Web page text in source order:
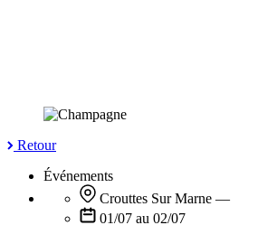
Retour
Événements
Crouttes Sur Marne —
01/07 au 02/07